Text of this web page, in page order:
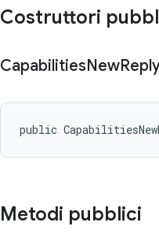
Costruttori
CapabilitiesNew
public
Metodi pubblici